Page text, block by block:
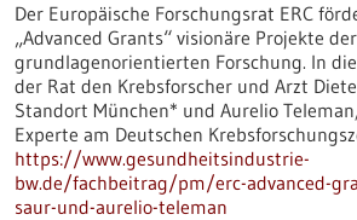
Der Europäische Forschungsrat ERC
„Advanced Grants“ visionäre Projekte der
grundlagenorientierten Forschung. In
der Rat den Krebsforscher und Arzt
Standort München* und Aurelio
Experte am Deutschen
https://www.gesundheitsindustrie-
bw.de/fachbeitrag/pm/erc-advanced-
saur-und-aurelio-teleman